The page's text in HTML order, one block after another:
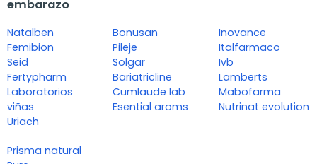
embarazo
Natalben
Femibion
Seid
Fertypharm
Laboratorios
viñas
Uriach
Bonusan
Pileje
Solgar
Bariatricline
Cumlaude lab
Esential aroms
Inovance
Italfarmaco
Ivb
Lamberts
Mabofarma
Nutrinat evolution
Prisma natural